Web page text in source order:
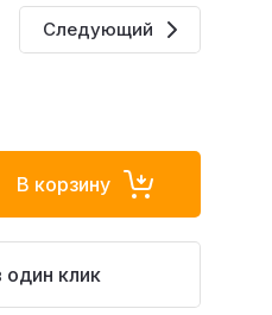
Следующий
В корзину
один клик